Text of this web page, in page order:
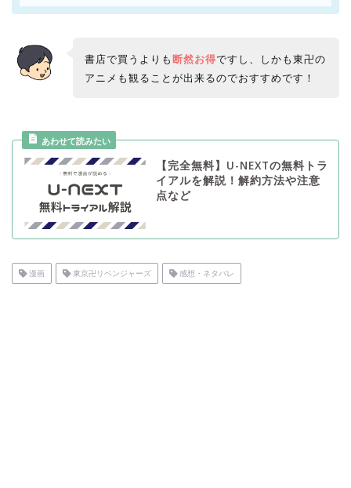
書店で買うよりも断然お得ですし、しかも東卍の
アニメも観ることが出来るのでおすすめです！
【完全無料】U-NEXTの無料トラ
イアルを解説！解約方法や注意
点など
漫画 東京卍リベンジャーズ 感想・ネタバレ